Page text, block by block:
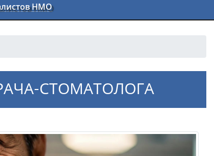
НМО
СТОМАТОЛОГА